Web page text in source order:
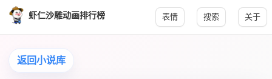
虾仁沙雕动画排行榜 表情 搜索 关于
返回小说库